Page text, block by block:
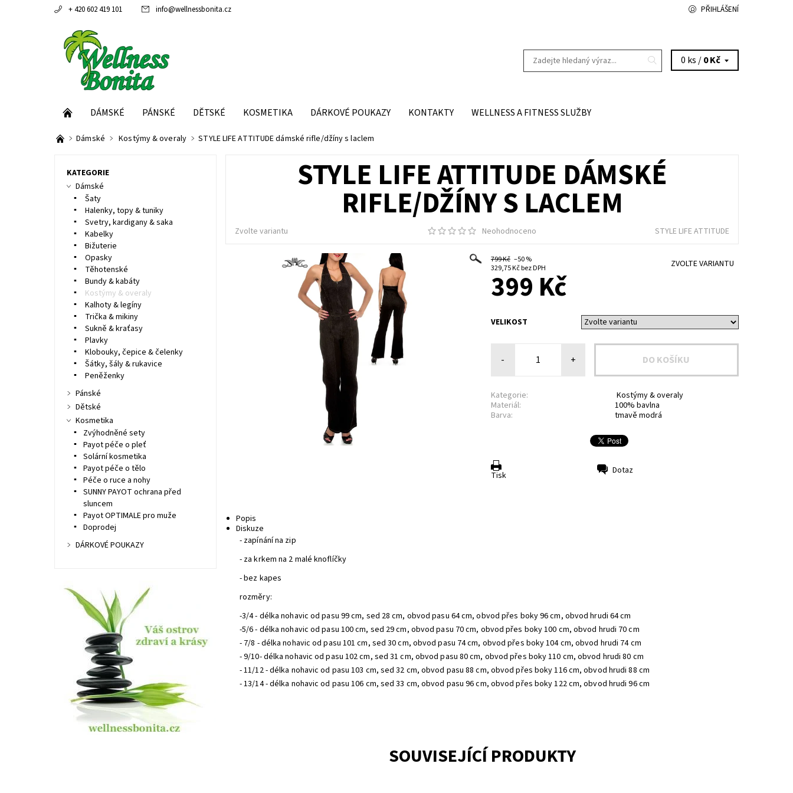
+ 420 602 419 101 info@wellnessbonita.cz PŘIHLÁŠENÍ
0 ks /0 Kč
DÁMSKÉ PÁNSKÉ DĚTSKÉ KOSMETIKA DÁRKOVÉ POUKAZY KONTAKTY WELLNESS A FITNESS SLUŽBY
Dámské Kostýmy & overaly STYLE LIFE ATTITUDE dámské rifle/džíny s laclem
STYLE LIFE ATTITUDE DÁMSKÉ
RIFLE/DŽÍNY S LACLEM
Zvolte variantu Neohodnoceno STYLE LIFE ATTITUDE
799 Kč –50 %
329,75 Kč bez DPH
ZVOLTE VARIANTU
399 Kč
VELIKOST
- +
Kategorie:
Kostýmy & overaly
Materiál:
100% bavlna
Barva:
tmavě modrá
Tisk Dotaz
Popis
Diskuze
- zapínání na zip
- za krkem na 2 malé knoflíčky
- bez kapes
rozměry:
-3/4 - délka nohavic od pasu 99 cm, sed 28 cm, obvod pasu 64 cm, obvod přes boky 96 cm, obvod hrudi 64 cm
-5/6 - délka nohavic od pasu 100 cm, sed 29 cm, obvod pasu 70 cm, obvod přes boky 100 cm, obvod hrudi 70 cm
- 7/8 - délka nohavic od pasu 101 cm, sed 30 cm, obvod pasu 74 cm, obvod přes boky 104 cm, obvod hrudi 74 cm
- 9/10- délka nohavic od pasu 102 cm, sed 31 cm, obvod pasu 80 cm, obvod přes boky 110 cm, obvod hrudi 80 cm
- 11/12 - délka nohavic od pasu 103 cm, sed 32 cm, obvod pasu 88 cm, obvod přes boky 116 cm, obvod hrudi 88 cm
- 13/14 - délka nohavic od pasu 106 cm, sed 33 cm, obvod pasu 96 cm, obvod přes boky 122 cm, obvod hrudi 96 cm
SOUVISEJÍCÍ PRODUKTY
KATEGORIE
Dámské
Šaty
Halenky, topy & tuniky
Svetry, kardigany & saka
Kabelky
Bižuterie
Opasky
Těhotenské
Bundy & kabáty
Kostýmy & overaly
Kalhoty & legíny
Trička & mikiny
Sukně & kraťasy
Plavky
Klobouky, čepice & čelenky
Šátky, šály & rukavice
Peněženky
Pánské
Dětské
Kosmetika
Zvýhodněné sety
Payot péče o pleť
Solární kosmetika
Payot péče o tělo
Péče o ruce a nohy
SUNNY PAYOT ochrana před
sluncem
Payot OPTIMALE pro muže
Doprodej
DÁRKOVÉ POUKAZY